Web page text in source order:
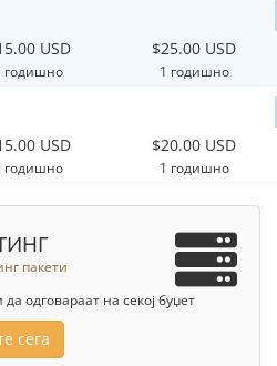
USD
годишно
$25.00 USD
1 годишно
USD
годишно
$20.00 USD
1 годишно
пакети
одговараат на секој буџет
сега